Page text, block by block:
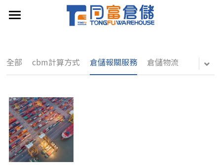
關於同富
服務項目
換算工具
最新消息
聯繫我們
全部 cbm計算方式 倉儲報關服務 倉儲物流
部落格分類